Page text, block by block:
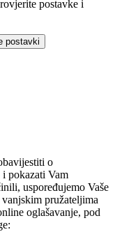
postavke i
postavki
o
i pokazati Vam
uspoređujemo Vaše
pružateljima
oglašavanje, pod